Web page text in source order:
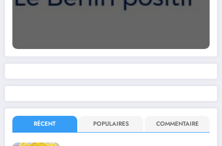
RÉCENT POPULAIRES COMMENTAIRE